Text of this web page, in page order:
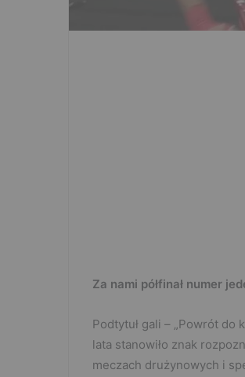
Za nami półfinał numer
Podtytuł gali – „Powrót do
lata stanowiło znak
meczach drużynowych i